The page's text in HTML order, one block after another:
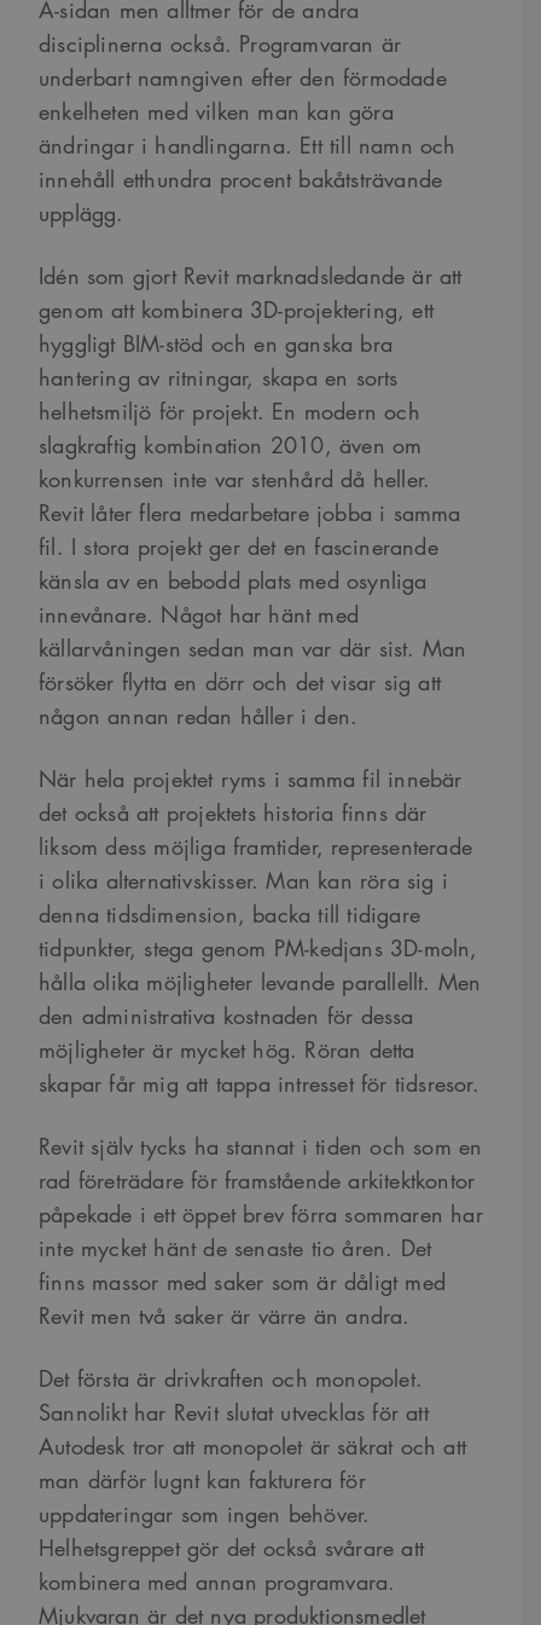
A-sidan men alltmer för de andra
disciplinerna också. Programvaran är
underbart namngiven efter den förmodade
enkelheten med vilken man kan göra
ändringar i handlingarna. Ett till namn och
innehåll etthundra procent bakåtsträvande
upplägg.
Idén som gjort Revit marknadsledande är att
genom att kombinera 3D-projektering, ett
hyggligt BIM-stöd och en ganska bra
hantering av ritningar, skapa en sorts
helhetsmiljö för projekt. En modern och
slagkraftig kombination 2010, även om
konkurrensen inte var stenhård då heller.
Revit låter flera medarbetare jobba i samma
fil. I stora projekt ger det en fascinerande
känsla av en bebodd plats med osynliga
innevånare. Något har hänt med
källarvåningen sedan man var där sist. Man
försöker flytta en dörr och det visar sig att
någon annan redan håller i den.
När hela projektet ryms i samma fil innebär
det också att projektets historia finns där
liksom dess möjliga framtider, representerade
i olika alternativskisser. Man kan röra sig i
denna tidsdimension, backa till tidigare
tidpunkter, stega genom PM-kedjans 3D-moln,
hålla olika möjligheter levande parallellt. Men
den administrativa kostnaden för dessa
möjligheter är mycket hög. Röran detta
skapar får mig att tappa intresset för tidsresor.
Revit själv tycks ha stannat i tiden och som en
rad företrädare för framstående arkitektkontor
påpekade i ett öppet brev förra sommaren har
inte mycket hänt de senaste tio åren. Det
finns massor med saker som är dåligt med
Revit men två saker är värre än andra.
Det första är drivkraften och monopolet.
Sannolikt har Revit slutat utvecklas för att
Autodesk tror att monopolet är säkrat och att
man därför lugnt kan fakturera för
uppdateringar som ingen behöver.
Helhetsgreppet gör det också svårare att
kombinera med annan programvara.
Mjukvaran är det nya produktionsmedlet